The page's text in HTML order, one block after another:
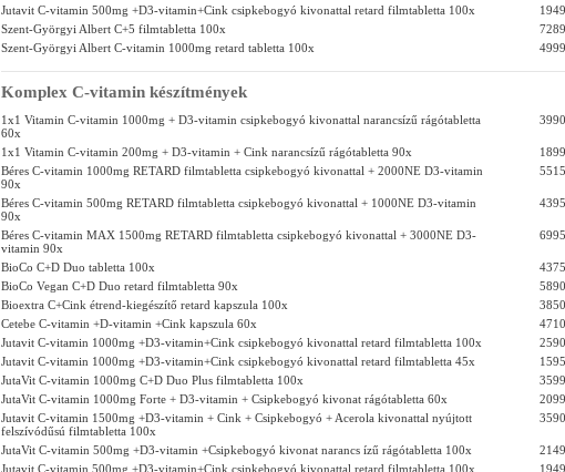
Jutavit C-vitamin 500mg +D3-vitamin+Cink csipkebogyó kivonattal retard filmtabletta 100x
Szent-Györgyi Albert C+5 filmtabletta 100x
Szent-Györgyi Albert C-vitamin 1000mg retard tabletta 100x
Komplex C-vitamin készítmények
1x1 Vitamin C-vitamin 1000mg + D3-vitamin csipkebogyó kivonattal narancsízű rágótabletta
60x
1x1 Vitamin C-vitamin 200mg + D3-vitamin + Cink narancsízű rágótabletta 90x
Béres C-vitamin 1000mg RETARD filmtabletta csipkebogyó kivonattal + 2000NE D3-vitamin
90x
Béres C-vitamin 500mg RETARD filmtabletta csipkebogyó kivonattal + 1000NE D3-vitamin
90x
Béres C-vitamin MAX 1500mg RETARD filmtabletta csipkebogyó kivonattal + 3000NE D3-
vitamin 90x
BioCo C+D Duo tabletta 100x
BioCo Vegan C+D Duo retard filmtabletta 90x
Bioextra C+Cink étrend-kiegészítő retard kapszula 100x
Cetebe C-vitamin +D-vitamin +Cink kapszula 60x
Jutavit C-vitamin 1000mg +D3-vitamin+Cink csipkebogyó kivonattal retard filmtabletta 100x
Jutavit C-vitamin 1000mg +D3-vitamin+Cink csipkebogyó kivonattal retard filmtabletta 45x
JutaVit C-vitamin 1000mg C+D Duo Plus filmtabletta 100x
JutaVit C-vitamin 1000mg Forte + D3-vitamin + Csipkebogyó kivonat rágótabletta 60x
Jutavit C-vitamin 1500mg +D3-vitamin + Cink + Csipkebogyó + Acerola kivonattal nyújtott
felszívódűsú filmtabletta 100x
JutaVit C-vitamin 500mg +D3-vitamin +Csipkebogyó kivonat narancs ízű rágótabletta 100x
Jutavit C-vitamin 500mg +D3-vitamin+Cink csipkebogyó kivonattal retard filmtabletta 100x